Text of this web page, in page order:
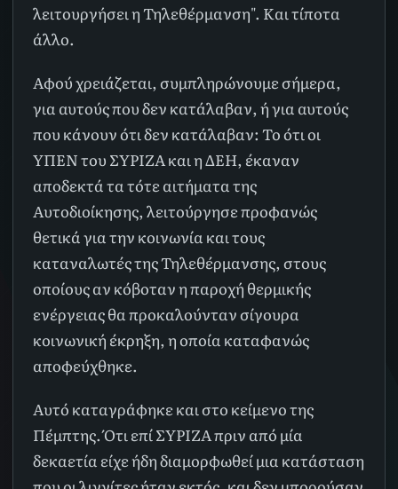
λειτουργήσει η Τηλεθέρμανση". Και τίποτα
άλλο.
Αφού χρειάζεται, συμπληρώνουμε σήμερα,
για αυτούς που δεν κατάλαβαν, ή για αυτούς
που κάνουν ότι δεν κατάλαβαν: Το ότι οι
ΥΠΕΝ του ΣΥΡΙΖΑ και η ΔΕΗ, έκαναν
αποδεκτά τα τότε αιτήματα της
Αυτοδιοίκησης, λειτούργησε προφανώς
θετικά για την κοινωνία και τους
καταναλωτές της Τηλεθέρμανσης, στους
οποίους αν κόβοταν η παροχή θερμικής
ενέργειας θα προκαλούνταν σίγουρα
κοινωνική έκρηξη, η οποία καταφανώς
αποφεύχθηκε.
Αυτό καταγράφηκε και στο κείμενο της
Πέμπτης. Ότι επί ΣΥΡΙΖΑ πριν από μία
δεκαετία είχε ήδη διαμορφωθεί μια κατάσταση